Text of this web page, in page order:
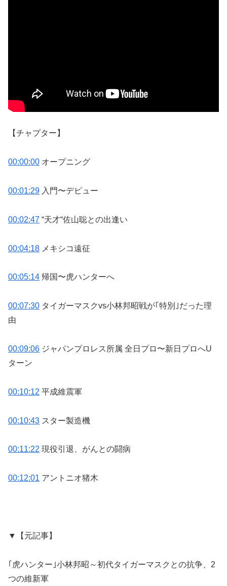
【チャプター】
00:00:00 オープニング
00:01:29 入門〜デビュー
00:02:47 “天才“佐山聡との出逢い
00:04:18 メキシコ遠征
00:05:14 帰国〜虎ハンターへ
00:07:30 タイガーマスクvs小林邦昭戦が｢特別｣だった理
由
00:09:06 ジャパンプロレス所属 全日プロ〜新日プロへU
ターン
00:10:12 平成維震軍
00:10:43 スター製造機
00:11:22 現役引退、がんとの闘病
00:12:01 アントニオ猪木
▼【元記事】
｢虎ハンター｣小林邦昭～初代タイガーマスクとの抗争、2
つの維新軍